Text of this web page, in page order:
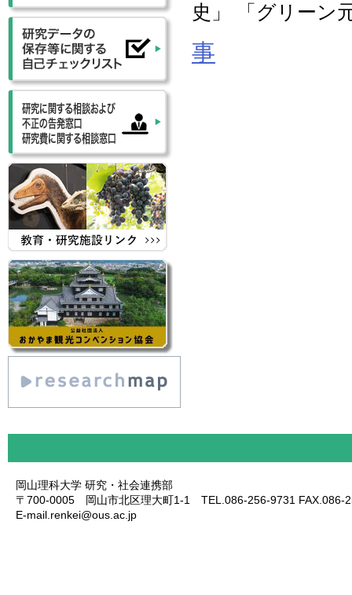
史」 「グリー
事
岡山理科大学 研究・社会連携部
〒700-0005 岡山市北区理大町1-1 TEL.086-256-9731 FAX.086-
E-mail.renkei@ous.ac.jp